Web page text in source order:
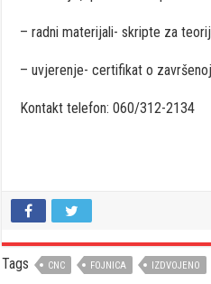
– radni materijali- skripte za
– uvjerenje- certifikat o
Kontakt telefon: 060/312-2134
Tags CNC FOJNICA IZDVOJENO